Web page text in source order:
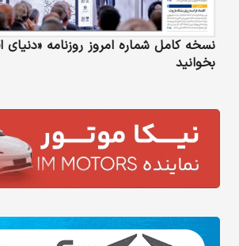
نسخه کامل شماره امروز روزنامه «دنیای‌
بخوانید